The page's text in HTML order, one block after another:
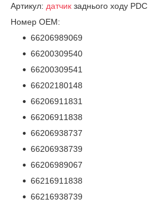
Артикул: датчик заднього ходу PDC
Номер OEM:
66206989069
66200309540
66200309541
66202180148
66206911831
66206911838
66206938737
66206938739
66206989067
66216911838
66216938739